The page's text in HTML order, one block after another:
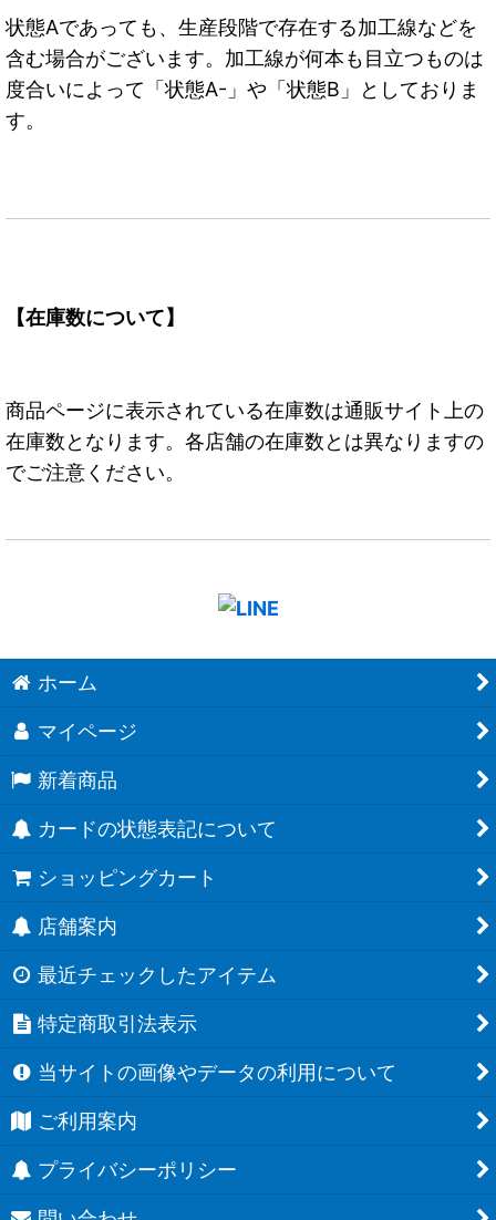
状態Aであっても、生産段階で存在する加工線などを
含む場合がございます。加工線が何本も目立つものは
度合いによって「状態A-」や「状態B」としておりま
す。
【在庫数について】
商品ページに表示されている在庫数は通販サイト上の
在庫数となります。各店舗の在庫数とは異なりますの
でご注意ください。
ホーム
マイページ
新着商品
カードの状態表記について
ショッピングカート
店舗案内
最近チェックしたアイテム
特定商取引法表示
当サイトの画像やデータの利用について
ご利用案内
プライバシーポリシー